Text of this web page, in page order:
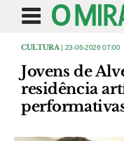
CULTURA | 23-06-2026 07:00
Jovens de
residência